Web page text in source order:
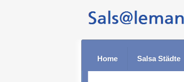
Home Salsa Städte